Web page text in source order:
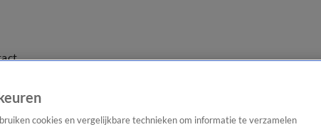
cookies en vergelijkbare technieken om informatie te verzamelen